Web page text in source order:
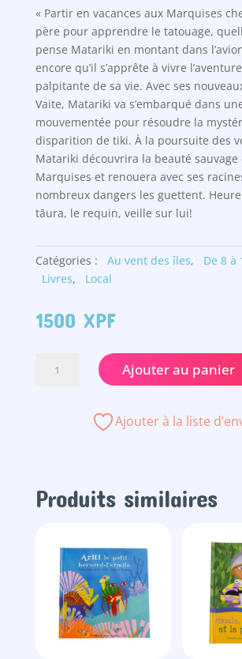
« Partir en vacances aux Marquises
père pour apprendre le tatouage,
pense Matariki en montant dans
encore qu’il s’apprête à vivre
palpitante de sa vie. Avec ses
Vaite, Matariki va s’embarqué dans
mouvementée pour résoudre la
disparition de tiki. À la poursuite des
Matariki découvrira la beauté sauvage
Marquises et renouera avec ses
nombreux dangers les guettent.
tāura, le requin, veille sur lui!
Catégories : Au vent des îles, De 8 à
Livres, Local
1500 XPF
des
Tiki
Ajouter au panier
Ajouter à la liste
Produits similaires